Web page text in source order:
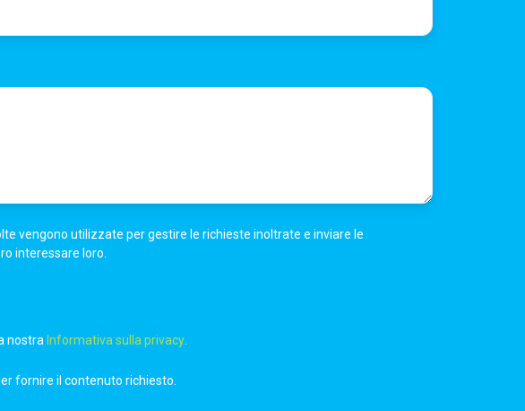
vengono utilizzate per gestire le richieste inoltrate e inviare le
interessare loro.
nostra Informativa sulla privacy
fornire il contenuto richiesto.